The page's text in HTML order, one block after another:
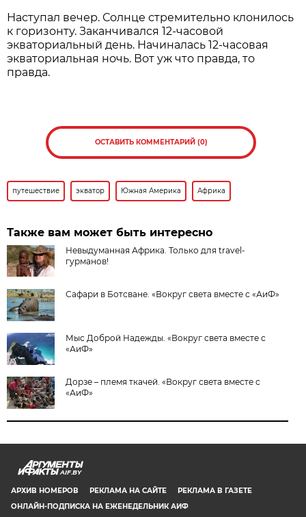
Наступал вечер. Солнце стремительно клонилось
к горизонту. Заканчивался 12-часовой
экваториальный день. Начиналась 12-часовая
экваториальная ночь. Вот уж что правда, то
правда.
ОСТАВИТЬ КОММЕНТАРИЙ (0)
путешествие экватор Южная Америка Африка
Также вам может быть интересно
Невыдуманная Африка. Только для travel-
гурманов!
Сафари в Ботсване. «Вокруг света вместе с «АиФ»
Мыс Доброй Надежды. «Вокруг света вместе с
«АиФ»
Дорзе – племя ткачей. «Вокруг света вместе с
«АиФ»
AIF.BY
АРХИВ НОМЕРОВ РЕКЛАМА НА САЙТЕ
РЕКЛАМА В ГАЗЕТЕ
ОНЛАЙН-ПОДПИСКА НА ЕЖЕНЕДЕЛЬНИК АИФ